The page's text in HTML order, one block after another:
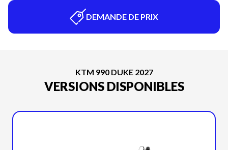
DEMANDE DE PRIX
KTM 990 DUKE 2027
VERSIONS DISPONIBLES